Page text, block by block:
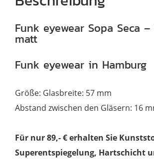
-
matt
Funk eyewear Sopa Seca
matt
Funk eyewear in Hamburg
Größe: Glasbreite: 57 mm
Abstand zwischen den Gläsern: 16
Für nur 89,- € erhalten Sie
Superentspiegelung, Hartschicht